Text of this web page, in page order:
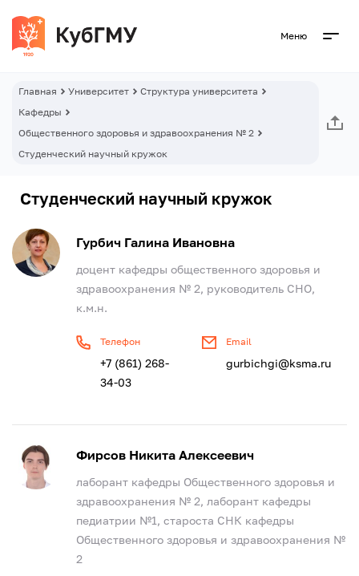
Меню
Главная Университет
Структура университета
Кафедры
Общественного здоровья и здравоохранения № 2
Студенческий научный кружок
Студенческий научный кружок
Гурбич Галина Ивановна
доцент кафедры общественного здоровья и
здравоохранения № 2, руководитель СНО,
к.м.н.
Телефон
+7 (861) 268-
34-03
Email
gurbichgi@ksma.ru
Фирсов Никита Алексеевич
лаборант кафедры Общественного здоровья и
здравоохранения № 2, лаборант кафедры
педиатрии №1, староста СНК кафедры
Общественного здоровья и здравоохранения №
2